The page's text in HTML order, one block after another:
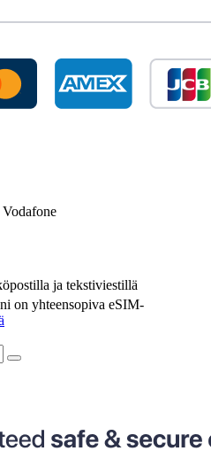
ja tekstiviestillä
on yhteensopiva eSIM-